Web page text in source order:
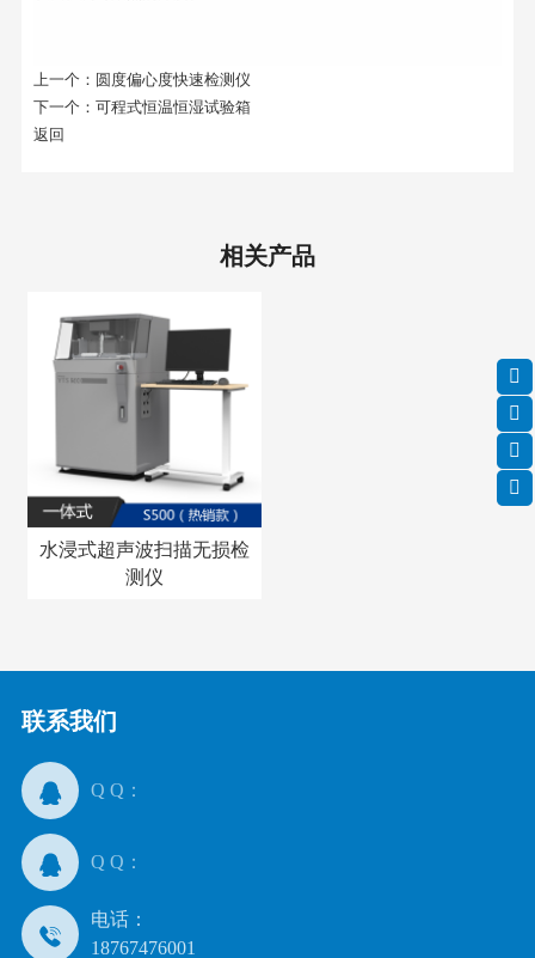
上一个： 圆度偏心度快速检测仪
下一个： 可程式恒温恒湿试验箱
返回
相关产品
水浸式超声波扫描无损检
测仪
联系我们
Q Q：
Q Q：
电话：
18767476001